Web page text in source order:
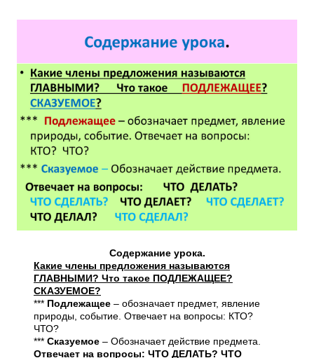
Содержание урока.
Какие члены предложения называются
ГЛАВНЫМИ? Что такое ПОДЛЕЖАЩЕЕ?
СКАЗУЕМОЕ?
*** Подлежащее – обозначает предмет, явление
природы, событие. Отвечает на вопросы: КТО?
ЧТО?
*** Сказуемое – Обозначает действие предмета.
Отвечает на вопросы: ЧТО ДЕЛАТЬ? ЧТО